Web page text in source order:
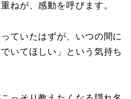
ねが、感動を呼びます。
ていたはずが、いつの間に
いてほしい」という気持ち